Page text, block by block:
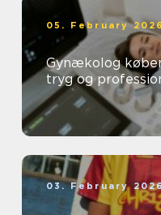
05. February
Gynækolog københavn
tryg og
03. February